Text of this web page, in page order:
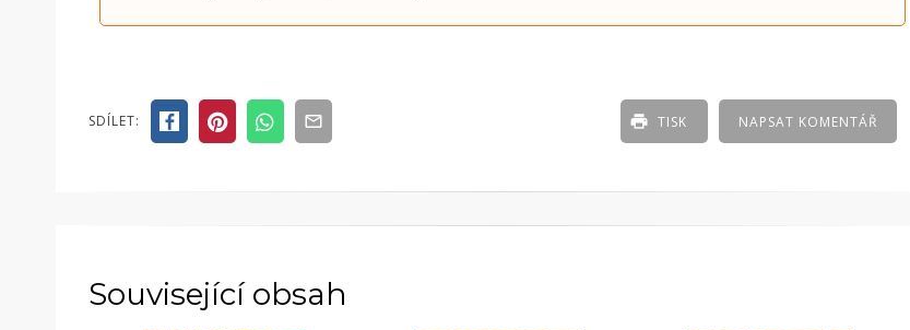
SDÍLET: NAPSAT KOMENTÁŘ
TISK
Související obsah